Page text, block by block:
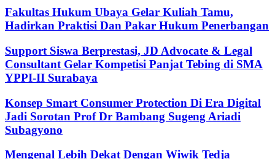
Fakultas Hukum Ubaya Gelar Kuliah Tamu,
Hadirkan Praktisi Dan Pakar Hukum Penerbangan
Support Siswa Berprestasi, JD Advocate & Legal
Consultant Gelar Kompetisi Panjat Tebing di SMA
YPPI-II Surabaya
Konsep Smart Consumer Protection Di Era Digital
Jadi Sorotan Prof Dr Bambang Sugeng Ariadi
Subagyono
Mengenal Lebih Dekat Dengan Wiwik Tedja